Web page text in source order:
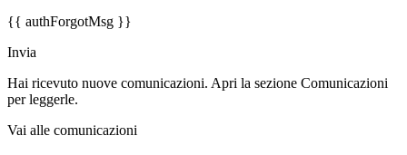
{{ authForgotMsg }}
Invia
Hai ricevuto nuove comunicazioni. Apri la sezione Comunicazioni
per leggerle.
Vai alle comunicazioni